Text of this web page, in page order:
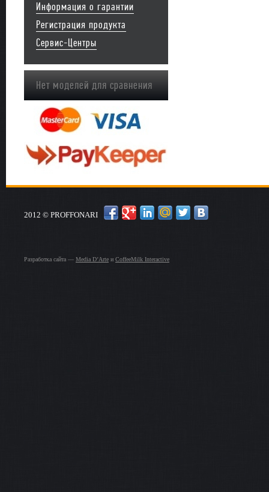
Информация о гарантии
Регистрация продукта
Сервис-Центры
Нет моделей для сравнения
2012 © PROFFONARI
Разработка сайта — Media D’Arte и CoffeeMilk Interactive